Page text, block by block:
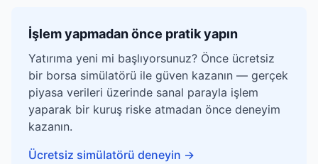
İşlem yapmadan önce pratik yapın
Yatırıma yeni mi başlıyorsunuz? Önce ücretsiz
bir borsa simülatörü ile güven kazanın — gerçek
piyasa verileri üzerinde sanal parayla işlem
yaparak bir kuruş riske atmadan önce deneyim
kazanın.
Ücretsiz simülatörü deneyin →